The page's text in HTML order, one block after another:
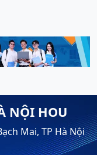
NỘI HOU
Mai, TP Hà Nội